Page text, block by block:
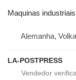
Maquinas
Alemanha,
LA-POSTPRESS